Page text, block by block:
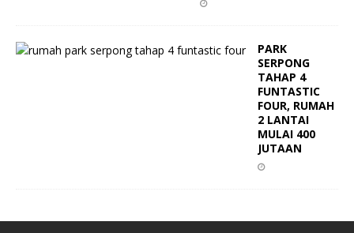
PARK
SERPONG
TAHAP 4
FUNTASTIC
FOUR, RUMAH
2 LANTAI
MULAI 400
JUTAAN